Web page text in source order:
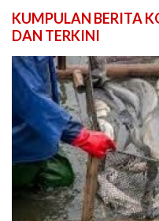
KUMPULAN BERITA
DAN TERKINI